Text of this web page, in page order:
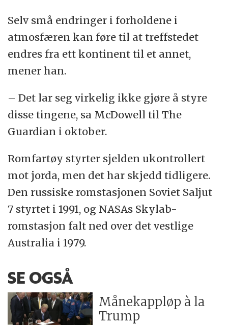
Selv små endringer i forholdene i
atmosfæren kan føre til at treffstedet
endres fra ett kontinent til et annet,
mener han.
– Det lar seg virkelig ikke gjøre å styre
disse tingene, sa McDowell til The
Guardian i oktober.
Romfartøy styrter sjelden ukontrollert
mot jorda, men det har skjedd tidligere.
Den russiske romstasjonen Soviet Saljut
7 styrtet i 1991, og NASAs Skylab-
romstasjon falt ned over det vestlige
Australia i 1979.
SE OGSÅ
Månekappløp à la
Trump